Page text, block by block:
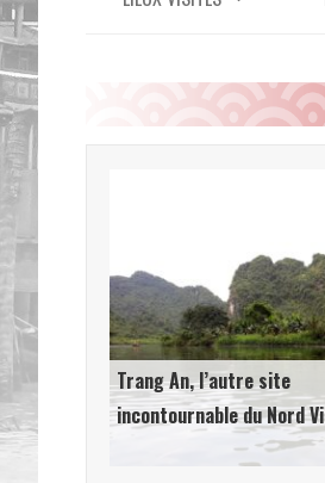
Trang An, l’autre site
incontournable du Nord